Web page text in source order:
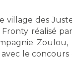
village des
réalisé
avec le